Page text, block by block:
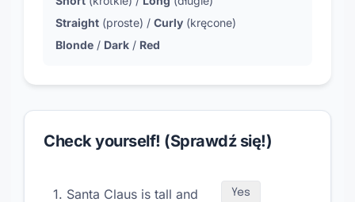
Straight (proste) / Curly (kręcone)
Blonde / Dark / Red
Check yourself! (Sprawdź się!)
1. Santa Claus is tall and Yes